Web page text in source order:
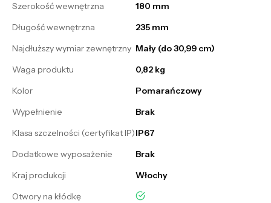
Szerokość wewnętrzna
180 mm
Długość wewnętrzna
235 mm
Najdłuższy wymiar zewnętrzny Mały (do 30,99 cm)
Waga produktu
0,82 kg
Kolor
Pomarańczowy
Wypełnienie
Brak
Klasa szczelności (certyfikat IP)IP67
Dodatkowe wyposażenie
Brak
Kraj produkcji
Włochy
Otwory na kłódkę
tak